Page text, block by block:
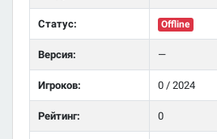
Статус: Offline
Версия: —
Игроков: 0 / 2024
Рейтинг: 0